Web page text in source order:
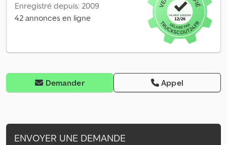
Enregistré depuis: 2009
42 annonces en ligne
Demander Appel
ENVOYER UNE DEMANDE